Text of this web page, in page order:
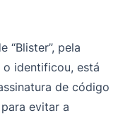
“Blister”, pela
identificou, está
de código
evitar a